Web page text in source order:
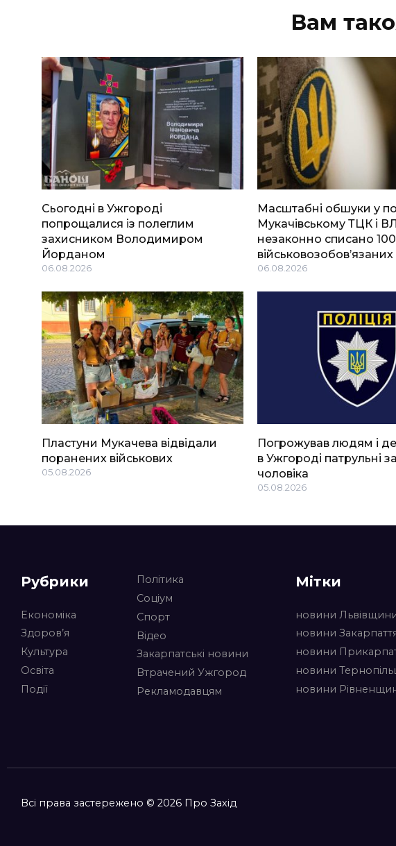
Вам
Сьогодні в Ужгороді
попрощалися із полеглим
захисником Володимиром
Йорданом
06.08.2026
Масштабні обшуки у
Мукачівському ТЦК і
незаконно списано
військовозобов’язаних
06.08.2026
Пластуни Мукачева відвідали
поранених військових
05.08.2026
Погрожував людям і
в Ужгороді патрульні
чоловіка
05.08.2026
Рубрики
Економіка
Здоров’я
Культура
Освіта
Події
Політика
Соціум
Спорт
Відео
Закарпатські новини
Втрачений Ужгород
Рекламодавцям
Мітки
новини
новини
новини
новини
новини
Всі права застережено © 2026 Про Захід